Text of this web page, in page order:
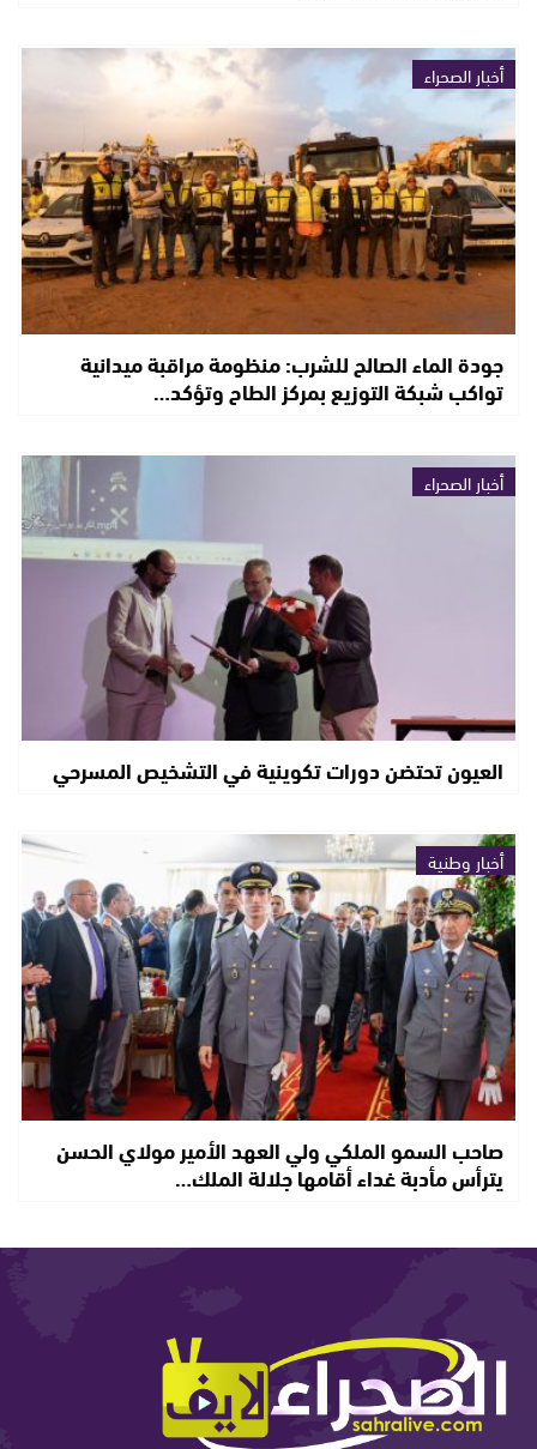
أخبار الصحراء
جودة الماء الصالح للشرب: منظومة مراقبة ميدانية
تواكب شبكة التوزيع بمركز الطاح وتؤكد…
أخبار الصحراء
العيون تحتضن دورات تكوينية في التشخيص المسرحي
أخبار وطنية
صاحب السمو الملكي ولي العهد الأمير مولاي الحسن
يترأس مأدبة غداء أقامها جلالة الملك…